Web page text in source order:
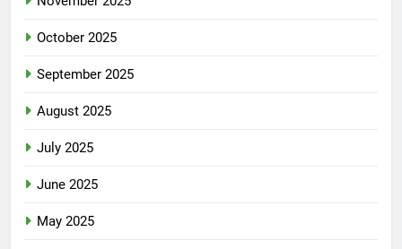
October 2025
September 2025
August 2025
July 2025
June 2025
May 2025